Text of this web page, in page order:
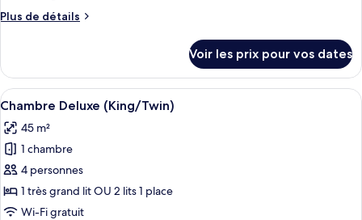
chambre :
chambre
Plus de détails
Plus
le
type
de
Appartement,
Voir les prix pour vos dates
Afficher
toutes
les
photos
pour
ce
type
Une chambre d’hôtel spacieuse,
7
Chambre Deluxe (King/Twin)
45 m²
1 chambre
4 personnes
1 très grand lit OU 2 lits 1 place
Wi-Fi gratuit